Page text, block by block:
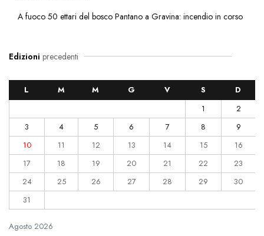
A fuoco 50 ettari del bosco Pantano a Gravina: incendio in corso
Edizioni precedenti
Agosto 2026
L M M G V S
D
1
2
3
4 5 6 7 8
9
10
11 12 13 14 15
16
17
18 19 20 21 22
23
24
25 26 27 28 29
30
31